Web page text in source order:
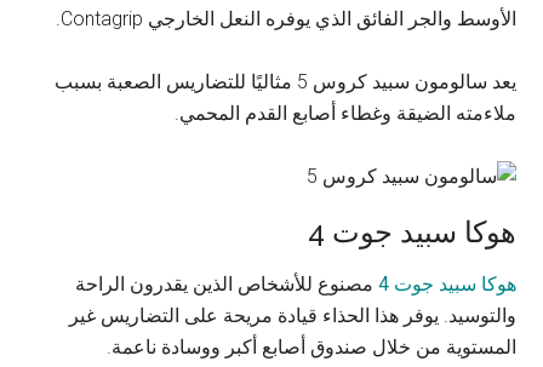
الأوسط والجر الفائق الذي يوفره النعل الخارجي Contagrip.
يعد سالومون سبيد كروس 5 مثاليًا للتضاريس الصعبة بسبب
ملاءمته الضيقة وغطاء أصابع القدم المحمي.
هوكا سبيد جوت 4
هوكا سبيد جوت 4
مصنوع للأشخاص الذين يقدرون الراحة
والتوسيد. يوفر هذا الحذاء قيادة مريحة على التضاريس غير
المستوية من خلال صندوق أصابع أكبر ووسادة ناعمة.